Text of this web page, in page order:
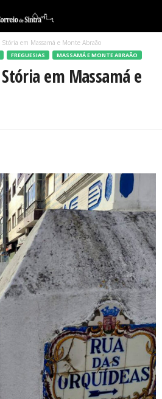
em Massamá e Monte Abraão
FREGUESIAS MASSAMÁ E MONTE ABRAÃO
em Massamá e